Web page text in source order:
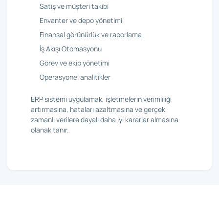
Satış ve müşteri takibi
Envanter ve depo yönetimi
Finansal görünürlük ve raporlama
İş Akışı Otomasyonu
Görev ve ekip yönetimi
Operasyonel analitikler
ERP sistemi uygulamak, işletmelerin verimliliği
artırmasına, hataları azaltmasına ve gerçek
zamanlı verilere dayalı daha iyi kararlar almasına
olanak tanır.